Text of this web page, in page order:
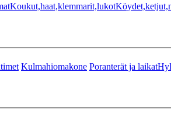
Koukut,haat,klemmarit,lukot
Kulmahiomakone Poranterät ja laikat